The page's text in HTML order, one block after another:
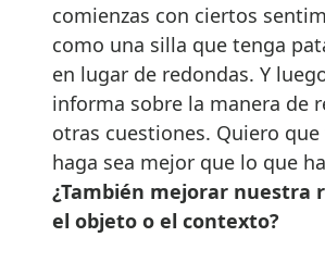
comienzas con ciertos
como una silla que tenga
en lugar de redondas. Y
informa sobre la manera de
otras cuestiones. Quiero
haga sea mejor que lo que
¿También mejorar nuestra
el objeto o el contexto?